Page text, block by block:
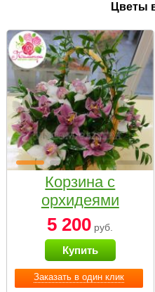
Цветы
Заказать в один клик
Корзина с
орхидеями
малая
5 200 руб.
Купить